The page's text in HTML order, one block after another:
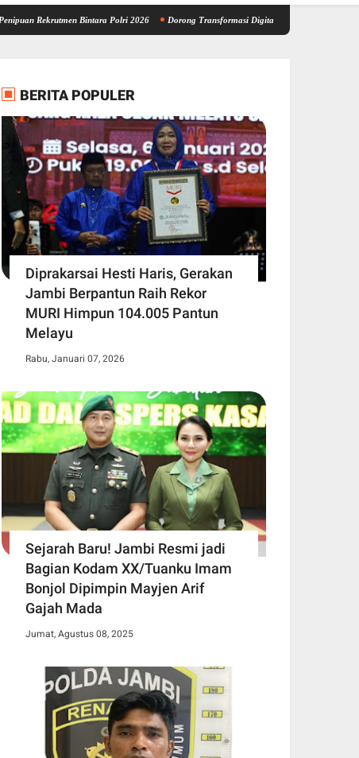
Bintara Polri 2026 Dorong Transformasi Digital Pendidikan, Wagub Sani
BERITA POPULER
Diprakarsai Hesti Haris, Gerakan
Jambi Berpantun Raih Rekor
MURI Himpun 104.005 Pantun
Melayu
Rabu, Januari 07, 2026
Sejarah Baru! Jambi Resmi jadi
Bagian Kodam XX/Tuanku Imam
Bonjol Dipimpin Mayjen Arif
Gajah Mada
Jumat, Agustus 08, 2025